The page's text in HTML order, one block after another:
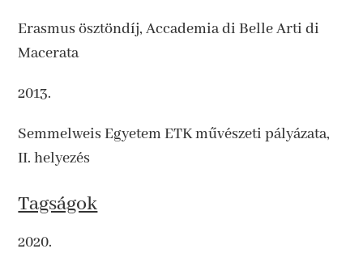
Erasmus ösztöndíj, Accademia di Belle Arti di
Macerata
2013.
Semmelweis Egyetem ETK művészeti pályázata,
II. helyezés
Tagságok
2020.